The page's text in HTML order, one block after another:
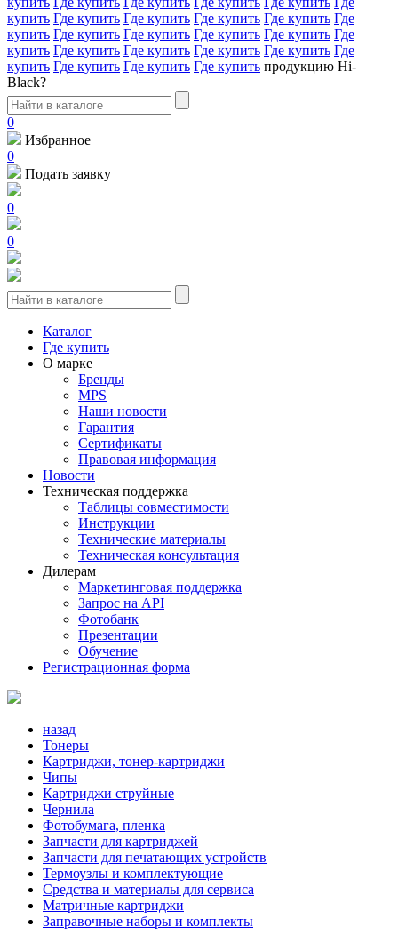
купить Где купить Где купить Где купить Где купить Где
купить Где купить Где купить Где купить Где купить Где
купить Где купить Где купить Где купить Где купить Где
купить Где купить Где купить Где купить продукцию Hi-
Black?
0
Избранное
0
Подать заявку
0
0
Каталог
Где купить
О марке
Бренды
MPS
Наши новости
Гарантия
Сертификаты
Правовая информация
Новости
Техническая поддержка
Таблицы совместимости
Инструкции
Технические материалы
Техническая консультация
Дилерам
Маркетинговая поддержка
Запрос на API
Фотобанк
Презентации
Обучение
Регистрационная форма
назад
Тонеры
Картриджи, тонер-картриджи
Чипы
Картриджи струйные
Чернила
Фотобумага, пленка
Запчасти для картриджей
Запчасти для печатающих устройств
Термоузлы и комплектующие
Средства и материалы для сервиса
Матричные картриджи
Заправочные наборы и комплекты